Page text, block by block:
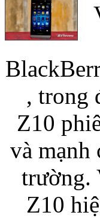
, trong
Z10
và mạnh
trường.
Z10